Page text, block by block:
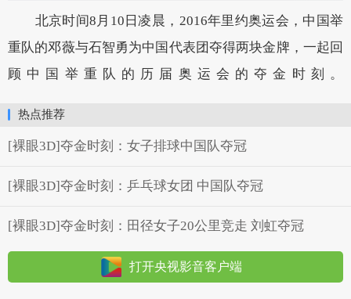
北京时间8月10日凌晨，2016年里约奥运会，中国举
重队的邓薇与石智勇为中国代表团夺得两块金牌，一起回
顾中国举重队的历届奥运会的夺金时刻。
热点推荐
[裸眼3D]夺金时刻：女子排球中国队夺冠
[裸眼3D]夺金时刻：乒乓球女团 中国队夺冠
[裸眼3D]夺金时刻：田径女子20公里竞走 刘虹夺冠
打开央视影音客户端